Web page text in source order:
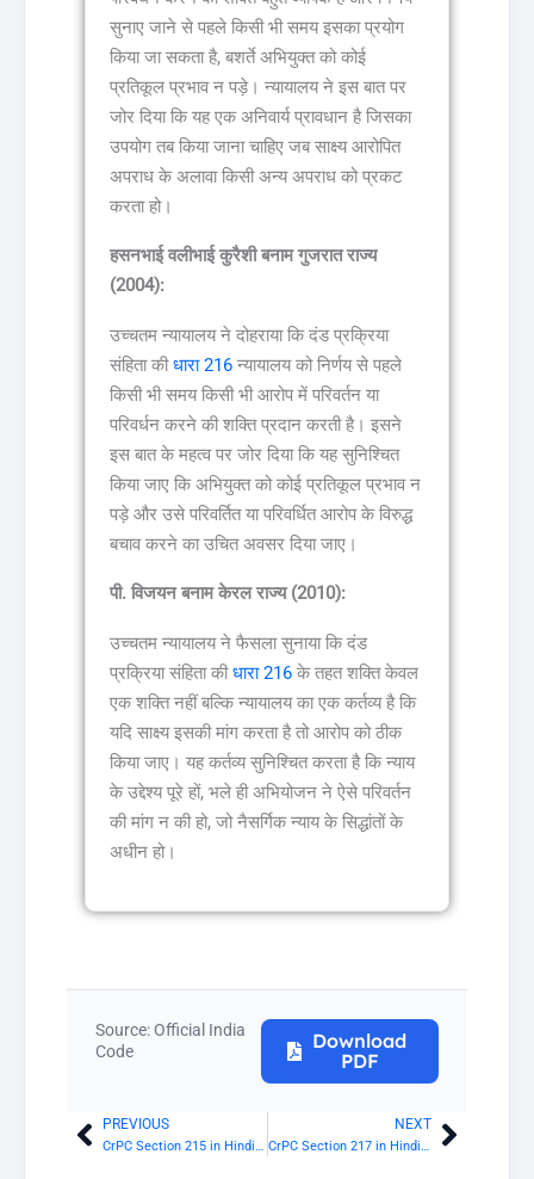
सुनाए जाने से पहले किसी भी समय इसका प्रयोग
किया जा सकता है, बशर्ते अभियुक्त को कोई
प्रतिकूल प्रभाव न पड़े। न्यायालय ने इस बात पर
जोर दिया कि यह एक अनिवार्य प्रावधान है जिसका
उपयोग तब किया जाना चाहिए जब साक्ष्य आरोपित
अपराध के अलावा किसी अन्य अपराध को प्रकट
करता हो।
हसनभाई वलीभाई कुरैशी बनाम गुजरात राज्य
(2004):
उच्चतम न्यायालय ने दोहराया कि दंड प्रक्रिया
संहिता कीधारा 216 न्यायालय को निर्णय से पहले
किसी भी समय किसी भी आरोप में परिवर्तन या
परिवर्धन करने की शक्ति प्रदान करती है। इसने
इस बात के महत्व पर जोर दिया कि यह सुनिश्चित
किया जाए कि अभियुक्त को कोई प्रतिकूल प्रभाव न
पड़े और उसे परिवर्तित या परिवर्धित आरोप के विरुद्ध
बचाव करने का उचित अवसर दिया जाए।
पी. विजयन बनाम केरल राज्य (2010):
उच्चतम न्यायालय ने फैसला सुनाया कि दंड
प्रक्रिया संहिता कीधारा 216 के तहत शक्ति केवल
एक शक्ति नहीं बल्कि न्यायालय का एक कर्तव्य है कि
यदि साक्ष्य इसकी मांग करता है तो आरोप को ठीक
किया जाए। यह कर्तव्य सुनिश्चित करता है कि न्याय
के उद्देश्य पूरे हों, भले ही अभियोजन ने ऐसे परिवर्तन
की मांग न की हो, जो नैसर्गिक न्याय के सिद्धांतों के
अधीन हो।
Source: Official India
Code
Download
PDF
PrevPREVIOUS
CrPC Section 215 in Hindi: त्रुटियों का प्रभाव
NEXT
CrPC Section 217 in Hindi: जब आरोप परिवर्तित किया जाए तब साक्षियों को वापस बुलाना Next